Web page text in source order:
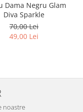
Dama Negru Glam
Diva Sparkle
70,00 Lei
49,00 Lei
noastre